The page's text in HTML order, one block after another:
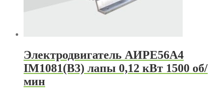
Электродвигатель АИРЕ56А4
IM1081(B3) лапы 0,12 кВт 1500 об/
мин